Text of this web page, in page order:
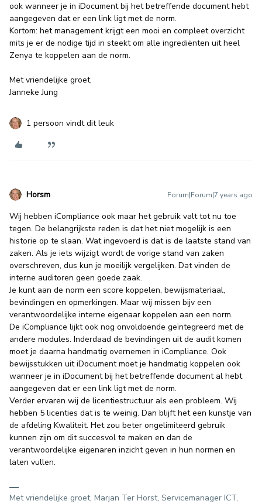
ook wanneer je in iDocument bij het betreffende document hebt
aangegeven dat er een link ligt met de norm.
Kortom: het management krijgt een mooi en compleet overzicht
mits je er de nodige tijd in steekt om alle ingrediënten uit heel
Zenya te koppelen aan de norm.
Met vriendelijke groet,
Janneke Jung
1 persoon vindt dit leuk
Horsm Forum|Forum|7 years ago
Wij hebben iCompliance ook maar het gebruik valt tot nu toe
tegen. De belangrijkste reden is dat het niet mogelijk is een
historie op te slaan. Wat ingevoerd is dat is de laatste stand van
zaken. Als je iets wijzigt wordt de vorige stand van zaken
overschreven, dus kun je moeilijk vergelijken. Dat vinden de
interne auditoren geen goede zaak.
Je kunt aan de norm een score koppelen, bewijsmateriaal,
bevindingen en opmerkingen. Maar wij missen bijv een
verantwoordelijke interne eigenaar koppelen aan een norm.
De iCompliance lijkt ook nog onvoldoende geïntegreerd met de
andere modules. Inderdaad de bevindingen uit de audit komen
moet je daarna handmatig overnemen in iCompliance. Ook
bewijsstukken uit iDocument moet je handmatig koppelen ook
wanneer je in iDocument bij het betreffende document al hebt
aangegeven dat er een link ligt met de norm.
Verder ervaren wij de licentiestructuur als een probleem. Wij
hebben 5 licenties dat is te weinig. Dan blijft het een kunstje van
de afdeling Kwaliteit. Het zou beter ongelimiteerd gebruik
kunnen zijn om dit succesvol te maken en dan de
verantwoordelijke eigenaren inzicht geven in hun normen en
laten vullen.
Met vriendelijke groet, Marjan Ter Horst, Servicemanager ICT,